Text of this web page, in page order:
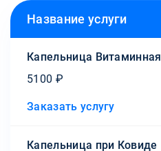
Название услуги
Капельница Витаминная
5100 ₽
Заказать услугу
Капельница при Ковиде